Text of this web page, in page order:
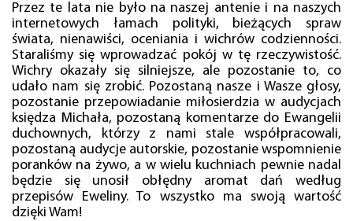
Przez te lata nie było na naszej antenie i na naszych
internetowych łamach polityki, bieżących spraw
świata, nienawiści, oceniania i wichrów codzienności.
Staraliśmy się wprowadzać pokój w tę rzeczywistość.
Wichry okazały się silniejsze, ale pozostanie to, co
udało nam się zrobić. Pozostaną nasze i Wasze głosy,
pozostanie przepowiadanie miłosierdzia w audycjach
księdza Michała, pozostaną komentarze do Ewangelii
duchownych, którzy z nami stale współpracowali,
pozostaną audycje autorskie, pozostanie wspomnienie
poranków na żywo, a w wielu kuchniach pewnie nadal
będzie się unosił obłędny aromat dań według
przepisów Eweliny. To wszystko ma swoją wartość
dzięki Wam!